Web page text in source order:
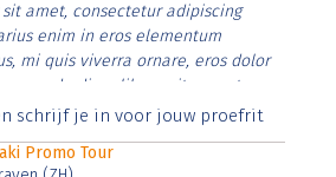
amet, consectetur adipiscing
enim in eros elementum
mi quis viverra ornare, eros dolor
diam libero vitae erat.
et justo cursus id rutrum lorem
schrijf je in voor jouw proefrit
Promo Tour